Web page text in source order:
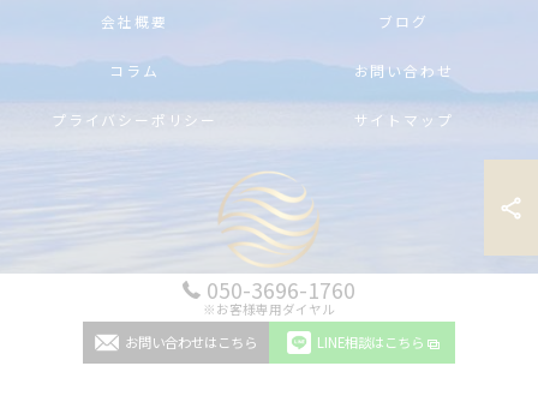
050-3696-1760
※お客様専用ダイヤル
お問い合わせはこちら LINE相談はこちら
会社概要 ブログ
コラム お問い合わせ
プライバシーポリシー サイトマップ
© 2026 沖縄の別荘管理ならAir Fresh Okinawa ALL RIGHTS RESERVED.